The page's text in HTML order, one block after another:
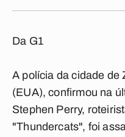
Da G1
A polícia da cidade de
(EUA), confirmou na
Stephen Perry,
"Thundercats", foi